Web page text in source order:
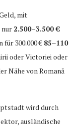
mit
nur 2.500–3.500 €
für 300.000 € 85–110
oder Victoriei oder
Nähe von Romană
wird durch
ausländische